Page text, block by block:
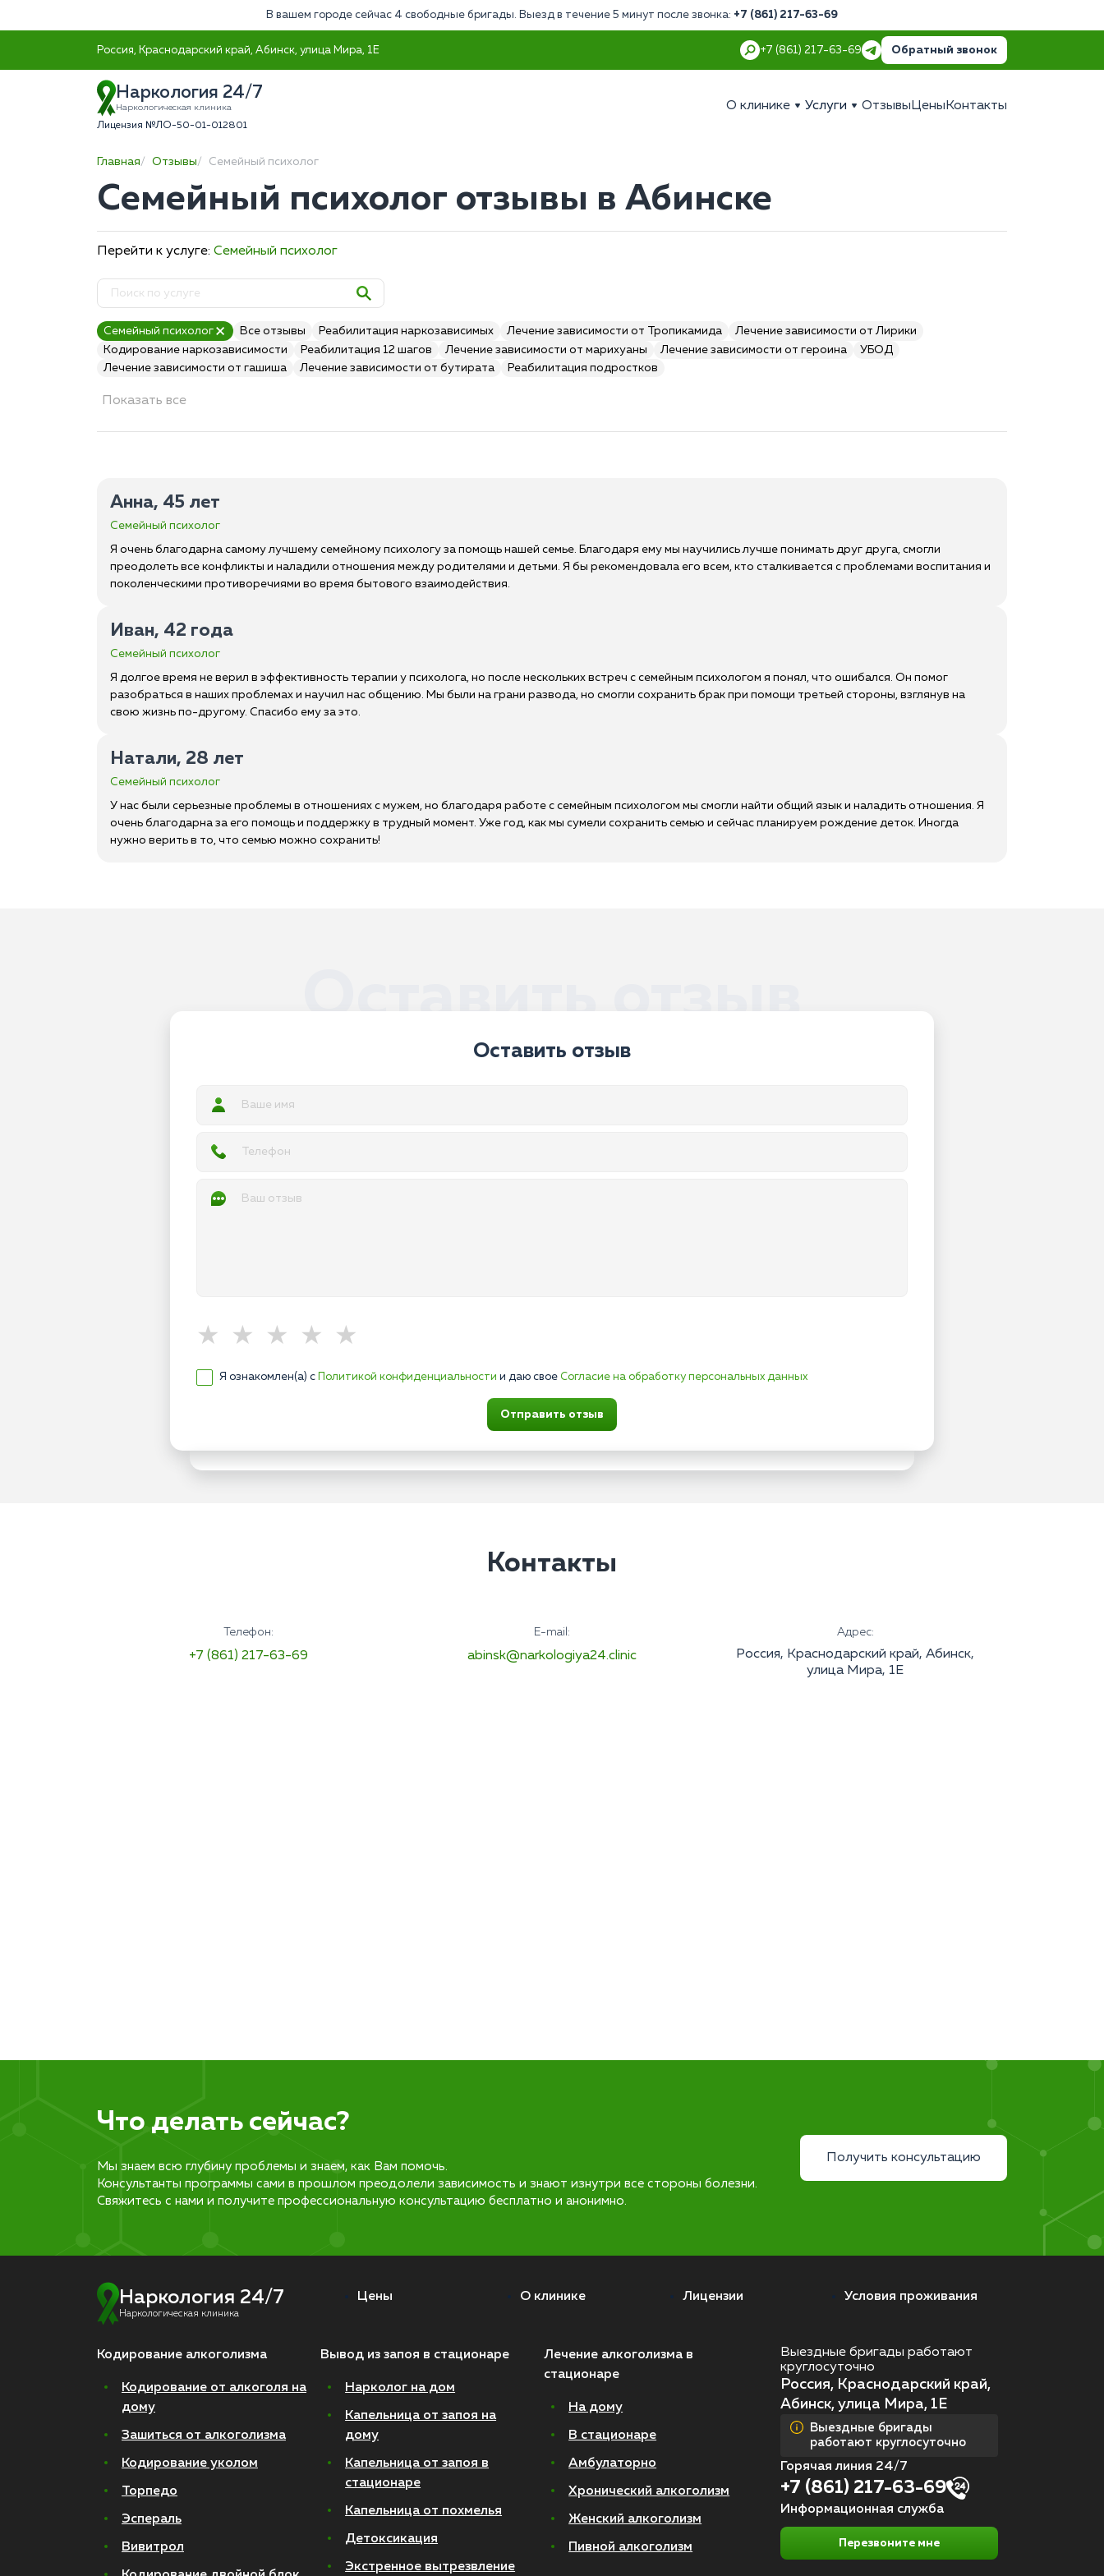
В вашем городе сейчас 4 свободные бригады. Выезд в течение 5 минут после звонка: +7 (861) 217-63-69
Россия, Краснодарский край, Абинск, улица Мира, 1Е +7 (861) 217-63-69 Обратный звонок
Наркология 24/7
Наркологическая клиника
Лицензия №ЛО-50-01-012801
О клинике Услуги Отзывы Цены Контакты
Главная Отзывы Семейный психолог
Семейный психолог отзывы в Абинске
Перейти к услуге: Семейный психолог
Семейный психолог Все отзывы Реабилитация наркозависимых Лечение зависимости от Тропикамида
Лечение зависимости от Лирики
Кодирование наркозависимости
Реабилитация 12 шагов Лечение зависимости от марихуаны Лечение зависимости от героина
УБОД
Лечение зависимости от гашиша
Лечение зависимости от бутирата Реабилитация подростков
Показать все
Анна, 45 лет
Семейный психолог
Я очень благодарна самому лучшему семейному психологу за помощь нашей семье. Благодаря ему мы научились лучше понимать друг друга, смогли
преодолеть все конфликты и наладили отношения между родителями и детьми. Я бы рекомендовала его всем, кто сталкивается с проблемами воспитания и
поколенческими противоречиями во время бытового взаимодействия.
Иван, 42 года
Семейный психолог
Я долгое время не верил в эффективность терапии у психолога, но после нескольких встреч с семейным психологом я понял, что ошибался. Он помог
разобраться в наших проблемах и научил нас общению. Мы были на грани развода, но смогли сохранить брак при помощи третьей стороны, взглянув на
свою жизнь по-другому. Спасибо ему за это.
Натали, 28 лет
Семейный психолог
У нас были серьезные проблемы в отношениях с мужем, но благодаря работе с семейным психологом мы смогли найти общий язык и наладить отношения. Я
очень благодарна за его помощь и поддержку в трудный момент. Уже год, как мы сумели сохранить семью и сейчас планируем рождение деток. Иногда
нужно верить в то, что семью можно сохранить!
Оставить отзыв
Оставить отзыв
Я ознакомлен(а) с Политикой конфиденциальности и даю свое Согласие на обработку персональных данных
Отправить отзыв
Контакты
Телефон:
+7 (861) 217-63-69
E-mail:
abinsk@narkologiya24.clinic
Адрес:
Россия, Краснодарский край, Абинск,
улица Мира, 1Е
Что делать сейчас?
Мы знаем всю глубину проблемы и знаем, как Вам помочь.
Консультанты программы сами в прошлом преодолели зависимость и знают изнутри все стороны болезни.
Свяжитесь с нами и получите профессиональную консультацию бесплатно и анонимно.
Получить консультацию
Наркология 24/7
Наркологическая клиника
Цены О клинике Лицензии Условия проживания
Кодирование алкоголизма
Кодирование от алкоголя на
дому
Зашиться от алкоголизма
Кодирование уколом
Торпедо
Эспераль
Вивитрол
Вывод из запоя в стационаре
Нарколог на дом
Капельница от запоя на
дому
Капельница от запоя в
стационаре
Капельница от похмелья
Детоксикация
Экстренное вытрезвление
Лечение алкоголизма в
стационаре
На дому
В стационаре
Амбулаторно
Хронический алкоголизм
Женский алкоголизм
Пивной алкоголизм
Выездные бригады работают
круглосуточно
Россия, Краснодарский край,
Абинск, улица Мира, 1Е
Выездные бригады
работают круглосуточно
Горячая линия 24/7
+7 (861) 217-63-69
Информационная служба
Перезвоните мне